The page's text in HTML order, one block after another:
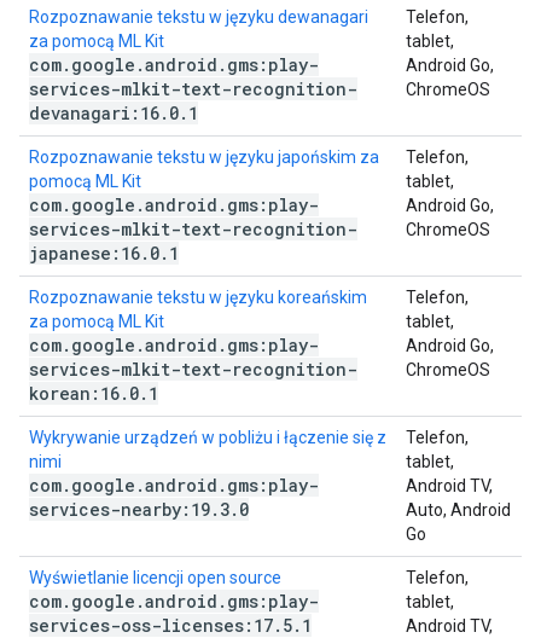
Rozpoznawanie tekstu w języku dewanagari
za pomocą ML Kit
com. google .android . gms:play-
services-mlkit-text-recognition-
devanagari:16. 0. 1
Telefon,
tablet,
Android Go,
ChromeOS
Rozpoznawanie tekstu w języku japońskim za
pomocą ML Kit
com. google .android . gms:play-
services-mlkit-text-recognition-
japanese:16. 0. 1
Telefon,
tablet,
Android Go,
ChromeOS
Rozpoznawanie tekstu w języku koreańskim
za pomocą ML Kit
com. google .android . gms:play-
services-mlkit-text-recognition-
korean:16. 0. 1
Telefon,
tablet,
Android Go,
ChromeOS
Wykrywanie urządzeń w pobliżu i łączenie się z
nimi
com. google .android . gms:play-
services-nearby:19. 3. 0
Telefon,
tablet,
Android TV,
Auto, Android
Go
Wyświetlanie licencji open source
com. google .android . gms:play-
services-oss-licenses:17. 5. 1
Telefon,
tablet,
Android TV,